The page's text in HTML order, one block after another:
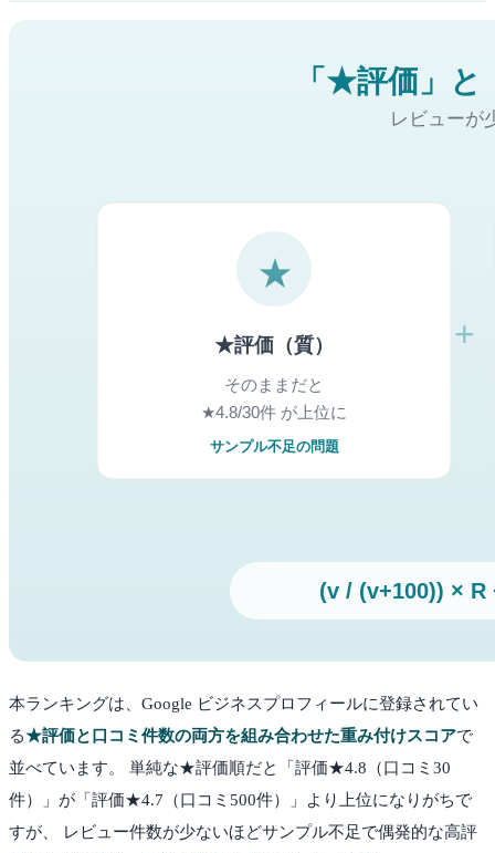
本ランキングは、Google ビジネスプロフィールに登録されてい
る★評価と口コミ件数の両方を組み合わせた重み付けスコアで
並べています。 単純な★評価順だと「評価★4.8（口コミ30
件）」が「評価★4.7（口コミ500件）」より上位になりがちで
すが、 レビュー件数が少ないほどサンプル不足で偶発的な高評